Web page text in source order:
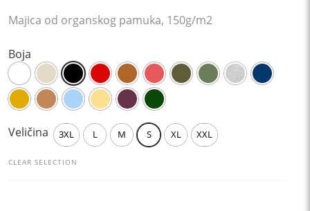
6,46 KM
7,35 KM
Majica od organskog pamuka, 150g/m2
Boja
Veličina 3XL L M S XL XXL
CLEAR SELECTION